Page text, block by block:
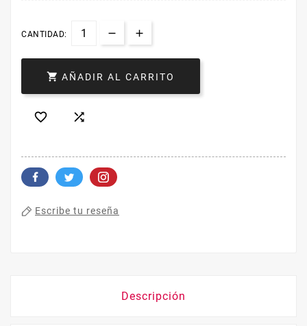
CANTIDAD:
 AÑADIR AL CARRITO
 
Escribe tu reseña
Descripción